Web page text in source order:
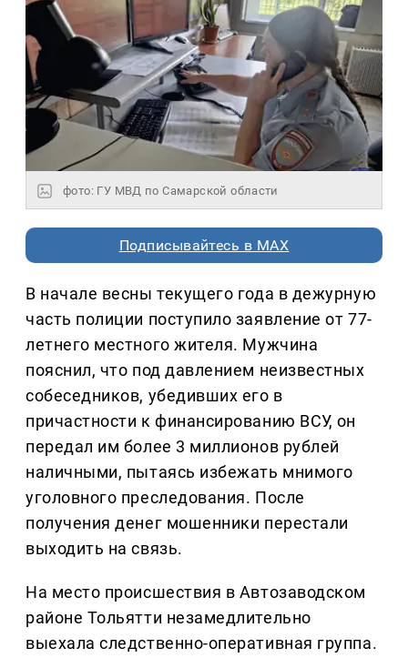
фото: ГУ МВД по Самарской области
Подписывайтесь в MAX
В начале весны текущего года в дежурную
часть полиции поступило заявление от 77-
летнего местного жителя. Мужчина
пояснил, что под давлением неизвестных
собеседников, убедивших его в
причастности к финансированию ВСУ, он
передал им более 3 миллионов рублей
наличными, пытаясь избежать мнимого
уголовного преследования. После
получения денег мошенники перестали
выходить на связь.
На место происшествия в Автозаводском
районе Тольятти незамедлительно
выехала следственно-оперативная группа.